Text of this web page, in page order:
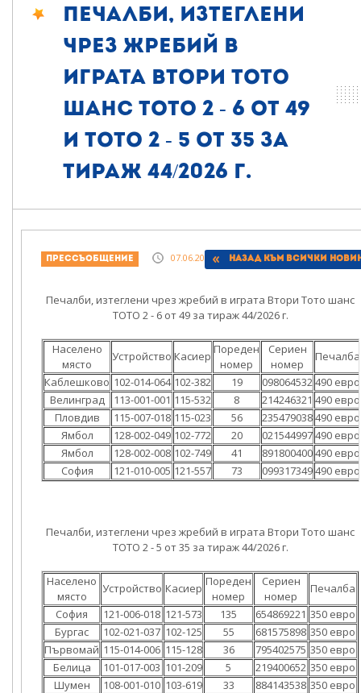
Печалби, изтеглени
чрез жребий в
играта Втори тото
шанс ТОТО 2 - 6 от 49
и ТОТО 2 - 5 от 35 за
тираж 44/2026 г.
Прессъобщение 07.06.2026, 19:33Назад към всички
Печалби, изтеглени чрез жребий в играта Втори Тото шанс
ТОТО 2 - 6 от 49 за тираж 44/2026 г.
Населено
място
Устройство Касиер Пореден
номер
Сериен
номер
Печалба
Каблешково 102-014-064 102-382 19 098064532490 евро
Велинград
113-001-001 115-532 8 214246321 490 евро
Пловдив
115-007-018 115-023 56 235479038490 евро
Ямбол
128-002-049 102-772 20 021544997490 евро
Ямбол
128-002-008 102-749 41 891800400490 евро
София
121-010-005 121-557 73 099317349490 евро
Печалби, изтеглени чрез жребий в играта Втори Тото шанс
ТОТО 2 - 5 от 35 за тираж 44/2026 г.
Населено
място
Устройство Касиер Пореден
номер
Сериен
номер
Печалба
София
121-006-018 121-573 135 654869221 350 евро
Бургас
102-021-037 102-125 55 681575898 350 евро
Първомай 115-014-006 115-128 36 795402575 350 евро
Белица
101-017-003 101-209 5 219400652 350 евро
Шумен
108-001-010 103-619 33 884143538 350 евро